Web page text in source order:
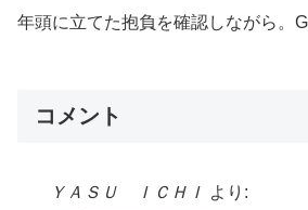
年頭に立てた抱負を確認しながら。
コメント
ＹＡＳＵ ＩＣＨＩ より: